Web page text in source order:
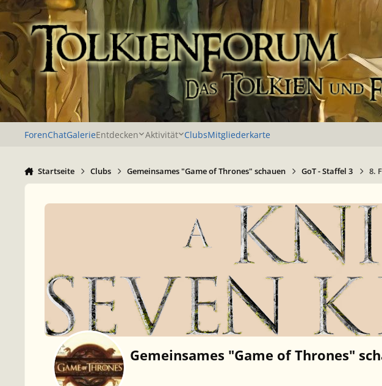
Zu Inhalt springen
ForenChatGalerieEntdecken Aktivität ClubsMitgliederkarte
Startseite Clubs Gemeinsames "Game of Thrones" schauen GoT - Staffel 3 8.
Gemeinsames "Game of Thrones"